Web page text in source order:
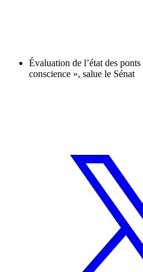
Évaluation de l’état des
conscience », salue le Sénat